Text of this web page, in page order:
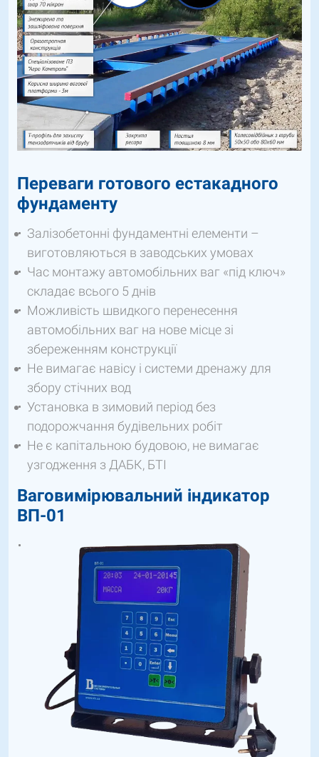
Переваги готового естакадного
фундаменту
Залізобетонні фундаментні елементи –
виготовляються в заводських умовах
Час монтажу автомобільних ваг «під ключ»
складає всього 5 днів
Можливість швидкого перенесення
автомобільних ваг на нове місце зі
збереженням конструкції
Не вимагає навісу і системи дренажу для
збору стічних вод
Установка в зимовий період без
подорожчання будівельних робіт
Не є капітальною будовою, не вимагає
узгодження з ДАБК, БТІ
Ваговимірювальний індикатор
ВП-01